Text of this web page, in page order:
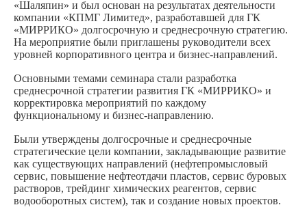
«Шаляпин» и был основан на результатах деятельности
компании «КПМГ Лимитед», разработавшей для ГК
«МИРРИКО» долгосрочную и среднесрочную стратегию.
На мероприятие были приглашены руководители всех
уровней корпоративного центра и бизнес-направлений.
Основными темами семинара стали разработка
среднесрочной стратегии развития ГК «МИРРИКО» и
корректировка мероприятий по каждому
функциональному и бизнес-направлению.
Были утверждены долгосрочные и среднесрочные
стратегические цели компании, закладывающие развитие
как существующих направлений (нефтепромысловый
сервис, повышение нефтеотдачи пластов, сервис буровых
растворов, трейдинг химических реагентов, сервис
водооборотных систем), так и создание новых проектов.